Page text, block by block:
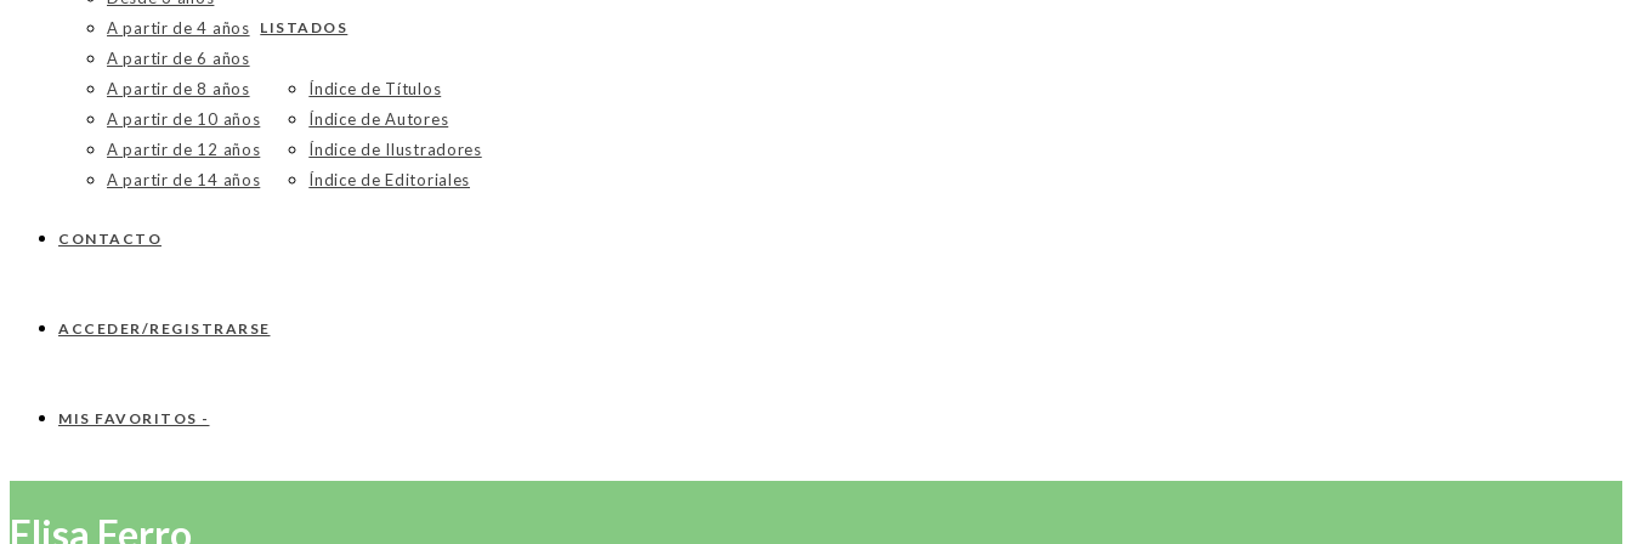
A partir de 4 años
A partir de 6 años
A partir de 8 años
A partir de 10 años
A partir de 12 años
A partir de 14 años
LISTADOS
Índice de Títulos
Índice de Autores
Índice de Ilustradores
Índice de Editoriales
CONTACTO
ACCEDER/REGISTRARSE
MIS FAVORITOS -
Elisa Ferro